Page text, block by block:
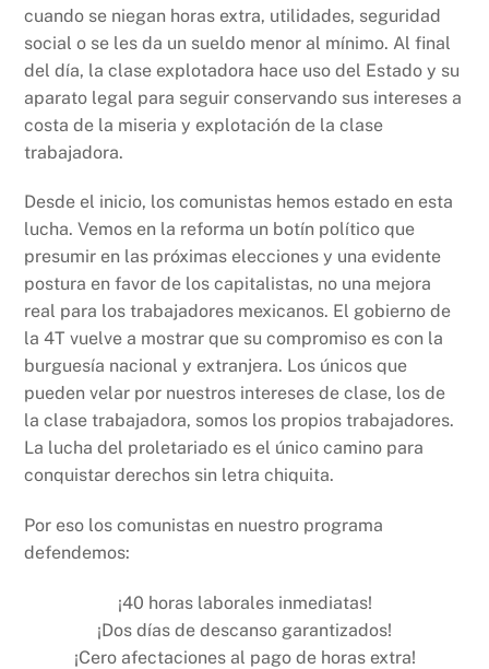
cuando se niegan horas extra, utilidades, seguridad
social o se les da un sueldo menor al mínimo. Al final
del día, la clase explotadora hace uso del Estado y su
aparato legal para seguir conservando sus intereses a
costa de la miseria y explotación de la clase
trabajadora.
Desde el inicio, los comunistas hemos estado en esta
lucha. Vemos en la reforma un botín político que
presumir en las próximas elecciones y una evidente
postura en favor de los capitalistas, no una mejora
real para los trabajadores mexicanos. El gobierno de
la 4T vuelve a mostrar que su compromiso es con la
burguesía nacional y extranjera. Los únicos que
pueden velar por nuestros intereses de clase, los de
la clase trabajadora, somos los propios trabajadores.
La lucha del proletariado es el único camino para
conquistar derechos sin letra chiquita.
Por eso los comunistas en nuestro programa
defendemos:
¡40 horas laborales inmediatas!
¡Dos días de descanso garantizados!
¡Cero afectaciones al pago de horas extra!